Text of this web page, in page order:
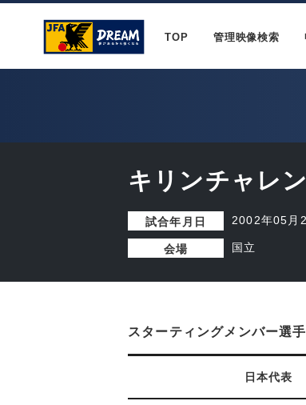
TOP 管理映像検索
キリンチャレ
試合年月日 2002年05月
会場 国立
スターティングメンバー選
日本代表